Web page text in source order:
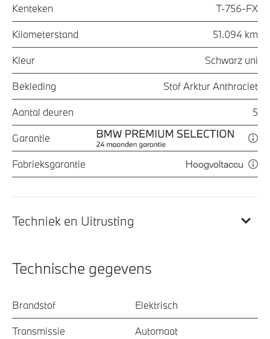
Kenteken T-756-FX
Kilometerstand 51.094 km
Kleur Schwarz uni
Bekleding Stof Arktur Anthraciet
Aantal deuren 5
Garantie
Fabrieksgarantie Hoogvoltaccu
Techniek en Uitrusting
Technische gegevens
Brandstof Elektrisch
Transmissie Automaat